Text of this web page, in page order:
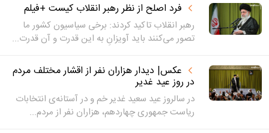
فرد اصلح از نظر رهبر انقلاب کیست +فیلم
رهبر انقلاب تاکید کردند: برخی سیاسیون کشور ما
تصور می‌کنند باید آویزانِ به این قدرت و آن قدرت...
عکس| دیدار هزاران نفر از اقشار مختلف مردم
در روز عید غدیر
در سالروز عید سعید غدیر خم و در آستانه‌ی انتخابات
ریاست جمهوری چهاردهم، هزاران نفر از مردم...